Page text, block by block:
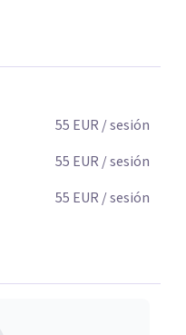
55 EUR / sesión
55 EUR / sesión
55 EUR / sesión